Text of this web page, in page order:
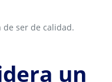
de ser de calidad.
un